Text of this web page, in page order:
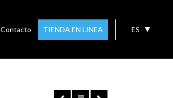
ES
Contacto TIENDA EN LINEA